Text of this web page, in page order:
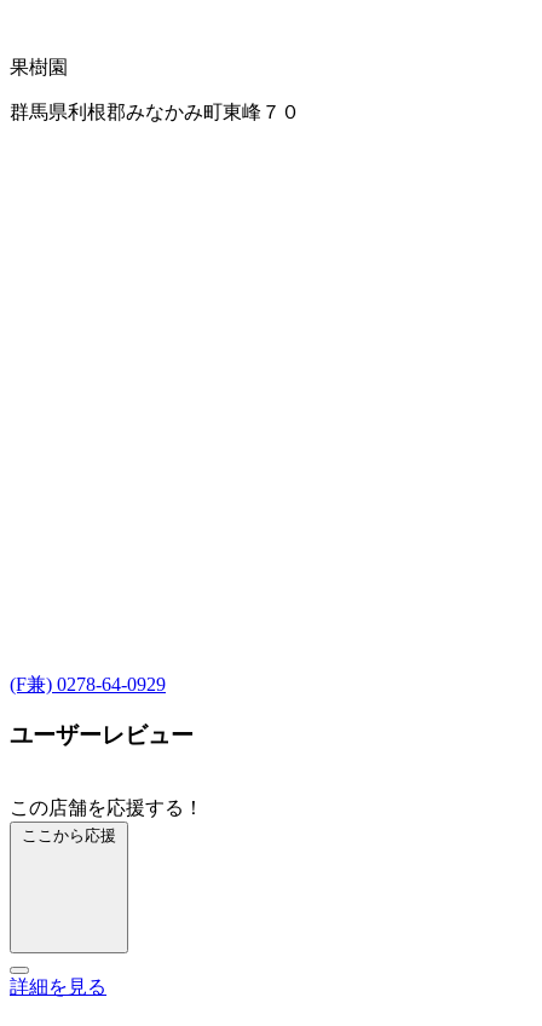
果樹園
群馬県利根郡みなかみ町東峰７０
(F兼) 0278-64-0929
ユーザーレビュー
この店舗を応援する！
ここから応援
詳細を見る